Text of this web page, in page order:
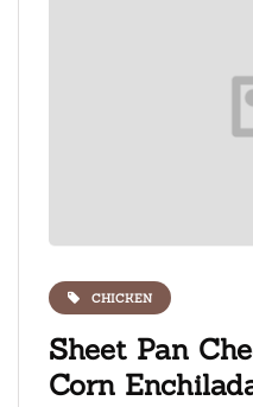
CHICKEN
Sheet Pan
Corn